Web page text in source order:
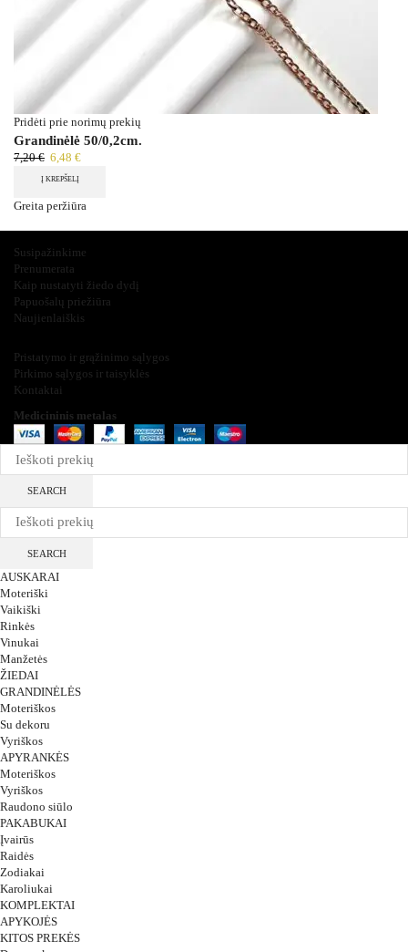
Pridėti prie norimų prekių
Grandinėlė 50/0,2cm.
7,20€ 6,48 €
Į KREPŠELĮ
Greita peržiūra
Susipažinkime
Prenumerata
Kaip nustatyti žiedo dydį
Papuošalų priežiūra
Naujienlaiškis
Pristatymo ir grąžinimo sąlygos
Pirkimo sąlygos ir taisyklės
Kontaktai
Medicininis metalas
SEARCH
SEARCH
AUSKARAI
Moteriški
Vaikiški
Rinkės
Vinukai
Manžetės
ŽIEDAI
GRANDINĖLĖS
Moteriškos
Su dekoru
Vyriškos
APYRANKĖS
Moteriškos
Vyriškos
Raudono siūlo
PAKABUKAI
Įvairūs
Raidės
Zodiakai
Karoliukai
KOMPLEKTAI
APYKOJĖS
KITOS PREKĖS